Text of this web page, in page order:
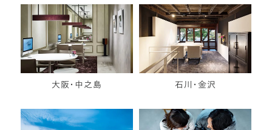
大阪・中之島 石川・金沢